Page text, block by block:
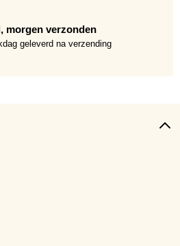
morgen verzonden
geleverd na verzending